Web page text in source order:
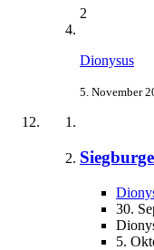
2
Dionysus
5. November
30.
5.